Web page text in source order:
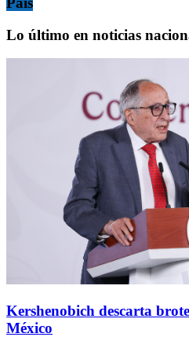
Lo último en noticias
Kershenobich descarta
México